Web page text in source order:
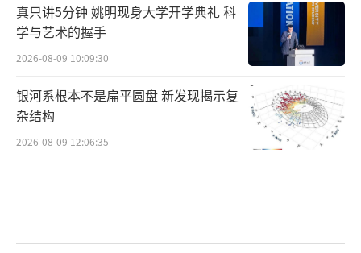
真只讲5分钟 姚明现身大学开学典礼 科
学与艺术的握手
2026-08-09 10:09:30
银河系根本不是扁平圆盘 新发现揭示复
杂结构
2026-08-09 12:06:35